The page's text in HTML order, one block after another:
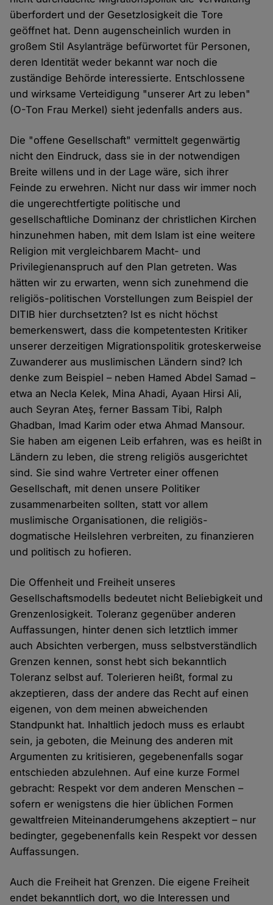
überfordert und der Gesetzlosigkeit die Tore
geöffnet hat. Denn augenscheinlich wurden in
großem Stil Asylanträge befürwortet für Personen,
deren Identität weder bekannt war noch die
zuständige Behörde interessierte. Entschlossene
und wirksame Verteidigung "unserer Art zu leben"
(O-Ton Frau Merkel) sieht jedenfalls anders aus.
Die "offene Gesellschaft" vermittelt gegenwärtig
nicht den Eindruck, dass sie in der notwendigen
Breite willens und in der Lage wäre, sich ihrer
Feinde zu erwehren. Nicht nur dass wir immer noch
die ungerechtfertigte politische und
gesellschaftliche Dominanz der christlichen Kirchen
hinzunehmen haben, mit dem Islam ist eine weitere
Religion mit vergleichbarem Macht- und
Privilegienanspruch auf den Plan getreten. Was
hätten wir zu erwarten, wenn sich zunehmend die
religiös-politischen Vorstellungen zum Beispiel der
DITIB hier durchsetzten? Ist es nicht höchst
bemerkenswert, dass die kompetentesten Kritiker
unserer derzeitigen Migrationspolitik groteskerweise
Zuwanderer aus muslimischen Ländern sind? Ich
denke zum Beispiel – neben Hamed Abdel Samad –
etwa an Necla Kelek, Mina Ahadi, Ayaan Hirsi Ali,
auch Seyran Ateş, ferner Bassam Tibi, Ralph
Ghadban, Imad Karim oder etwa Ahmad Mansour.
Sie haben am eigenen Leib erfahren, was es heißt in
Ländern zu leben, die streng religiös ausgerichtet
sind. Sie sind wahre Vertreter einer offenen
Gesellschaft, mit denen unsere Politiker
zusammenarbeiten sollten, statt vor allem
muslimische Organisationen, die religiös-
dogmatische Heilslehren verbreiten, zu finanzieren
und politisch zu hofieren.
Die Offenheit und Freiheit unseres
Gesellschaftsmodells bedeutet nicht Beliebigkeit und
Grenzenlosigkeit. Toleranz gegenüber anderen
Auffassungen, hinter denen sich letztlich immer
auch Absichten verbergen, muss selbstverständlich
Grenzen kennen, sonst hebt sich bekanntlich
Toleranz selbst auf. Tolerieren heißt, formal zu
akzeptieren, dass der andere das Recht auf einen
eigenen, von dem meinen abweichenden
Standpunkt hat. Inhaltlich jedoch muss es erlaubt
sein, ja geboten, die Meinung des anderen mit
Argumenten zu kritisieren, gegebenenfalls sogar
entschieden abzulehnen. Auf eine kurze Formel
gebracht: Respekt vor dem anderen Menschen –
sofern er wenigstens die hier üblichen Formen
gewaltfreien Miteinanderumgehens akzeptiert – nur
bedingter, gegebenenfalls kein Respekt vor dessen
Auffassungen.
Auch die Freiheit hat Grenzen. Die eigene Freiheit
endet bekanntlich dort, wo die Interessen und